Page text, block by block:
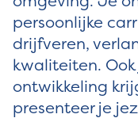
persoonlijke
drijfveren,
kwaliteiten.
ontwikkeling
presenteer je